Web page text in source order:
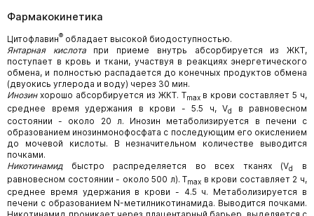
Фармакокинетика
Цитофлавин® обладает высокой биодоступностью.
Янтарная кислота при приеме внутрь абсорбируется из ЖКТ,
поступает в кровь и ткани, участвуя в реакциях энергетического
обмена, и полностью распадается до конечных продуктов обмена
(двуокись углерода и воду) через 30 мин.
Инозин хорошо абсорбируется из ЖКТ. Tmaxв крови составляет 5 ч,
среднее время удержания в крови - 5.5 ч, Vd
в равновесном
состоянии - около 20 л. Инозин метаболизируется в печени с
образованием инозинмонофосфата с последующим его окислением
до мочевой кислоты. В незначительном количестве выводится
почками.
Никотинамид быстро распределяется во всех тканях (Vd
в
равновесном состоянии - около 500 л). Tmax в крови составляет 2 ч,
среднее время удержания в крови - 4.5 ч. Метаболизируется в
печени с образованием N-метилникотинамида. Выводится почками.